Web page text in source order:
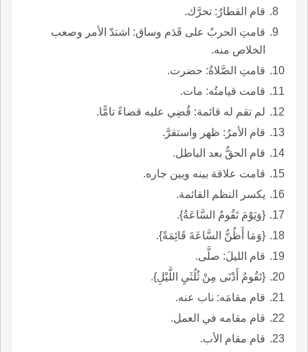
قام القطارُ: تحرَّك.
قامتِ الحربُ على قَدَم وساق: اشتدّ الأمر وصعب
الخلاص منه.
قامتِ الصَّلاةُ: حضرت.
قامت قيامتُه: مات.
لم تقم له قائمة: قُضِي عليه قضاءً تامًّا.
قام الأمرُ: ظهر واستقرَّ.
قام الحقُّ بعد الباطل.
قامت علاقة بينه وبين جاره.
يكسر النظم القائمة.
{وَيَوْمَ تَقُومُ السَّاعَةُ}.
{وَمَا أَظُنُّ السَّاعَةَ قَائِمَةً}.
قام الليلَ: صلَّى.
{تَقُومُ أَدْنَى مِنْ ثُلُثَيِ اللَّيْلِ}.
قام مقامَه: ناب عنه.
قام مقامه في العمل.
قام مقام الأب.